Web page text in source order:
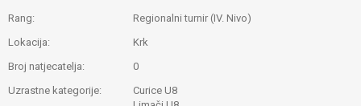
Rang:
Regionalni turnir (IV. Nivo)
Lokacija:
Krk
Broj natjecatelja:
0
Uzrastne kategorije:
Curice U8